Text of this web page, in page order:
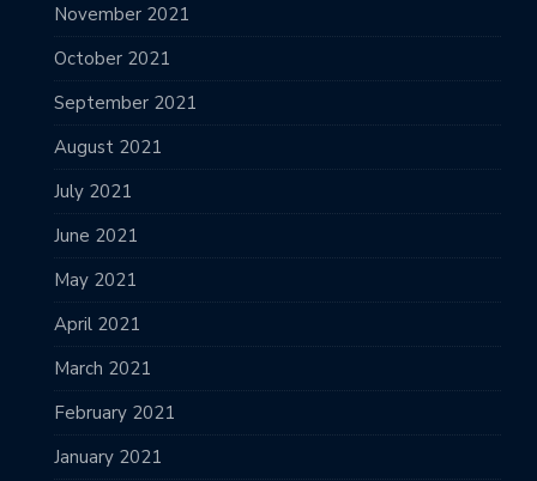
November 2021
October 2021
September 2021
August 2021
July 2021
June 2021
May 2021
April 2021
March 2021
February 2021
January 2021